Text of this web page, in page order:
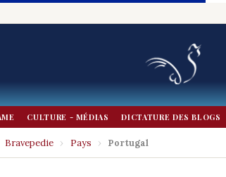
CULTURE - MÉDIAS DICTATURE DES BLOGS
Bravepedie › Pays › Portugal